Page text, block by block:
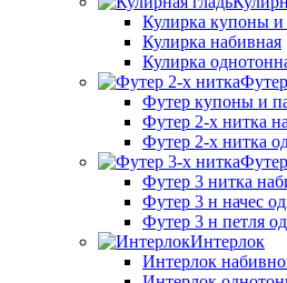
Кулирка купоны и
Кулирка набивная
Кулирка
Футер купоны и
Футер 2-х нитка
Футер 2-х нитка
Футер 3 нитка
Футер 3 н начес
Футер 3 н петля
Интерлок
Интерлок